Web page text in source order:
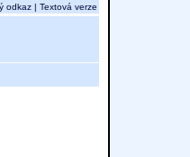
odkaz | Textová verze